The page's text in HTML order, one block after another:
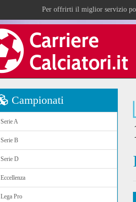
Per offrirti il miglior servizio
Campionati
Serie A
Serie B
Serie D
Eccellenza
Lega Pro